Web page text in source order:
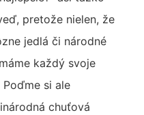
pretože nielen, že
jedlá či národné
každý svoje
si ale
chuťová